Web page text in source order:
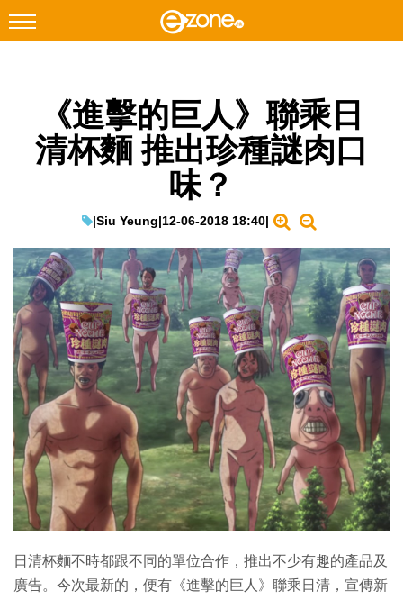
Facebook Instagram
科技焦點
教學評測
EduTech
IT Times
生成式AI與雲端應用
Enterprise Digital Transformation
特集
《進擊的巨人》聯乘日
清杯麵 推出珍種謎肉口
味？
|Siu Yeung|12-06-2018 18:40|
日清杯麵不時都跟不同的單位合作，推出不少有趣的產品及
廣告。今次最新的，便有《進擊的巨人》聯乘日清，宣傳新